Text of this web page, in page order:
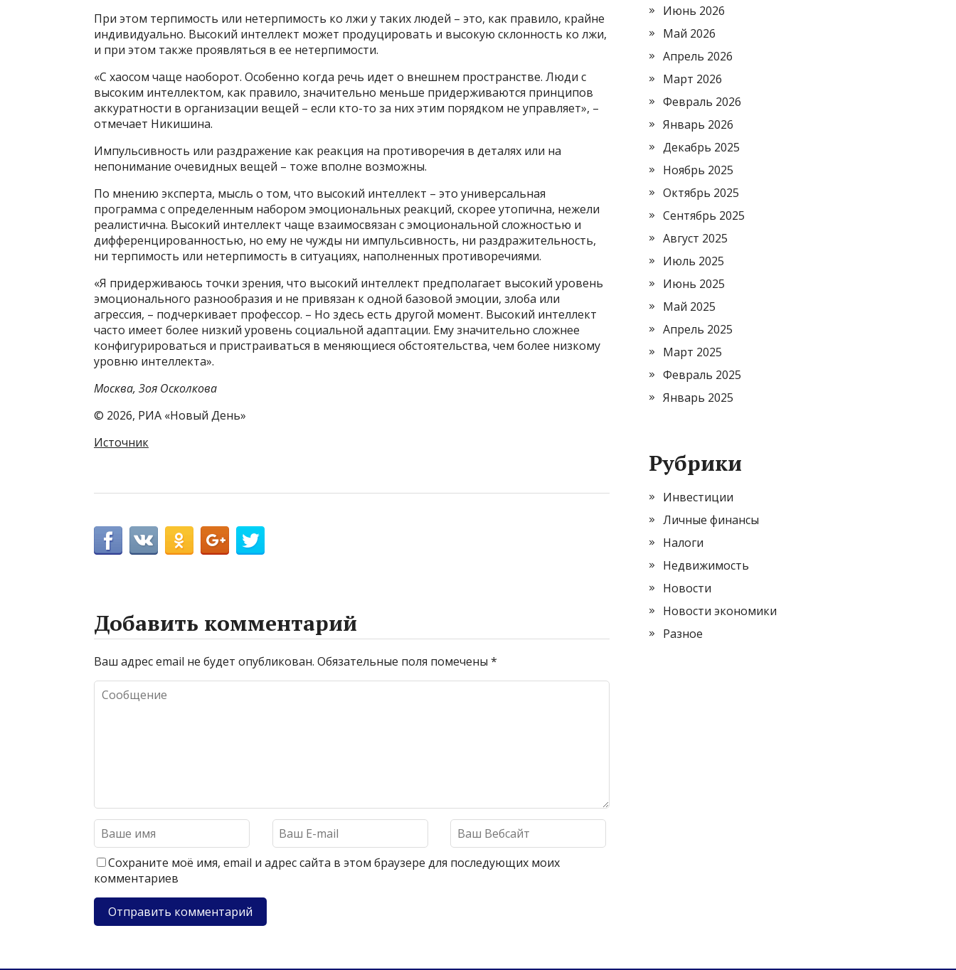
При этом терпимость или нетерпимость ко лжи у таких людей – это, как правило, крайне
индивидуально. Высокий интеллект может продуцировать и высокую склонность ко лжи,
и при этом также проявляться в ее нетерпимости.
«С хаосом чаще наоборот. Особенно когда речь идет о внешнем пространстве. Люди с
высоким интеллектом, как правило, значительно меньше придерживаются принципов
аккуратности в организации вещей – если кто-то за них этим порядком не управляет», –
отмечает Никишина.
Импульсивность или раздражение как реакция на противоречия в деталях или на
непонимание очевидных вещей – тоже вполне возможны.
По мнению эксперта, мысль о том, что высокий интеллект – это универсальная
программа с определенным набором эмоциональных реакций, скорее утопична, нежели
реалистична. Высокий интеллект чаще взаимосвязан с эмоциональной сложностью и
дифференцированностью, но ему не чужды ни импульсивность, ни раздражительность,
ни терпимость или нетерпимость в ситуациях, наполненных противоречиями.
«Я придерживаюсь точки зрения, что высокий интеллект предполагает высокий уровень
эмоционального разнообразия и не привязан к одной базовой эмоции, злоба или
агрессия, – подчеркивает профессор. – Но здесь есть другой момент. Высокий интеллект
часто имеет более низкий уровень социальной адаптации. Ему значительно сложнее
конфигурироваться и пристраиваться в меняющиеся обстоятельства, чем более низкому
уровню интеллекта».
Москва, Зоя Осколкова
© 2026, РИА «Новый День»
Источник
Добавить комментарий
Ваш адрес email не будет опубликован. Обязательные поля помечены *
Сохраните моё имя, email и адрес сайта в этом браузере для последующих моих
комментариев
Июнь 2026
Май 2026
Апрель 2026
Март 2026
Февраль 2026
Январь 2026
Декабрь 2025
Ноябрь 2025
Октябрь 2025
Сентябрь 2025
Август 2025
Июль 2025
Июнь 2025
Май 2025
Апрель 2025
Март 2025
Февраль 2025
Январь 2025
Рубрики
Инвестиции
Личные финансы
Налоги
Недвижимость
Новости
Новости экономики
Разное